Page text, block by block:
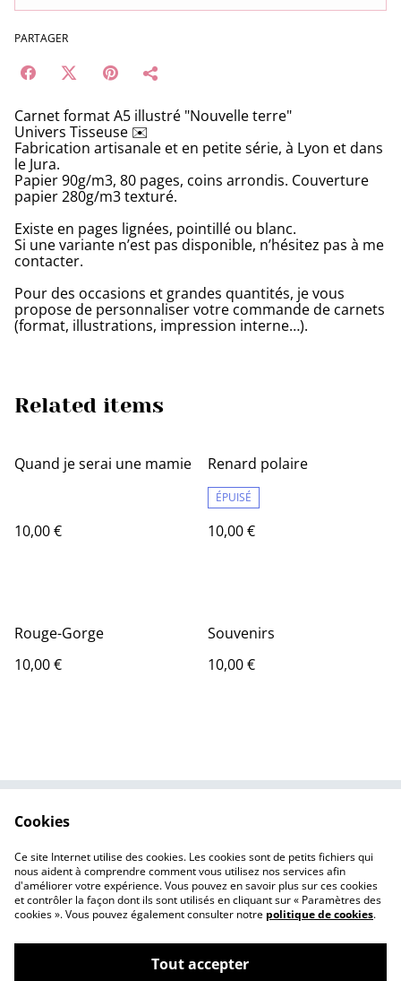
PARTAGER
Carnet format A5 illustré "Nouvelle terre"
Univers Tisseuse ✉️
Fabrication artisanale et en petite série, à Lyon et dans
le Jura.
Papier 90g/m3, 80 pages, coins arrondis. Couverture
papier 280g/m3 texturé.
Existe en pages lignées, pointillé ou blanc.
Si une variante n’est pas disponible, n’hésitez pas à me
contacter.
Pour des occasions et grandes quantités, je vous
propose de personnaliser votre commande de carnets
(format, illustrations, impression interne…).
Related items
Quand je serai une mamie
10,00 €
Renard polaire
ÉPUISÉ
10,00 €
Rouge-Gorge
10,00 €
Souvenirs
10,00 €
Politique de
confidentialité
Cookies
Cookies
Ce site Internet utilise des cookies. Les cookies sont de petits fichiers qui
nous aident à comprendre comment vous utilisez nos services afin
d'améliorer votre expérience. Vous pouvez en savoir plus sur ces cookies
et contrôler la façon dont ils sont utilisés en cliquant sur « Paramètres des
cookies ». Vous pouvez également consulter notre politique de cookies.
Tout accepter